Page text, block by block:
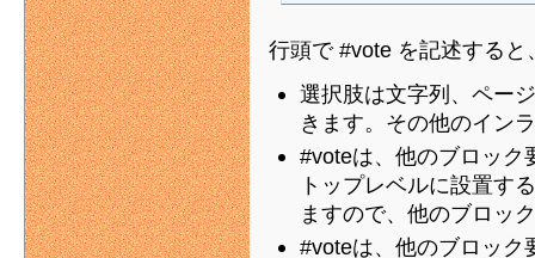
行頭で #vote を記述する
選択肢は文字列、ペー
きます。その他のイン
#voteは、他のブロック
トップレベルに設置す
ますので、他のブロッ
#voteは、他のブロック